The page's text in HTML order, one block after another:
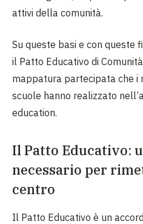
attivi della comunità.
Su queste basi e con queste
il Patto Educativo di
mappatura partecipata che i
scuole hanno realizzato
education.
Il Patto Educativo:
necessario per
centro
Il Patto Educativo è un